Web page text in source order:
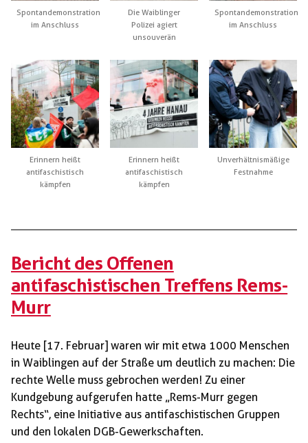
Spontandemonstration
im Anschluss
Die Waiblinger
Polizei agiert
unsouverän
Spontandemonstration
im Anschluss
Erinnern heißt
antifaschistisch
kämpfen
Erinnern heißt
antifaschistisch
kämpfen
Unverhältnismäßige
Festnahme
Bericht des Offenen
antifaschistischen Treffens Rems-
Murr
Heute [17. Februar] waren wir mit etwa 1000 Menschen
in Waiblingen auf der Straße um deutlich zu machen: Die
rechte Welle muss gebrochen werden! Zu einer
Kundgebung aufgerufen hatte „Rems-Murr gegen
Rechts“, eine Initiative aus antifaschistischen Gruppen
und den lokalen DGB-Gewerkschaften.